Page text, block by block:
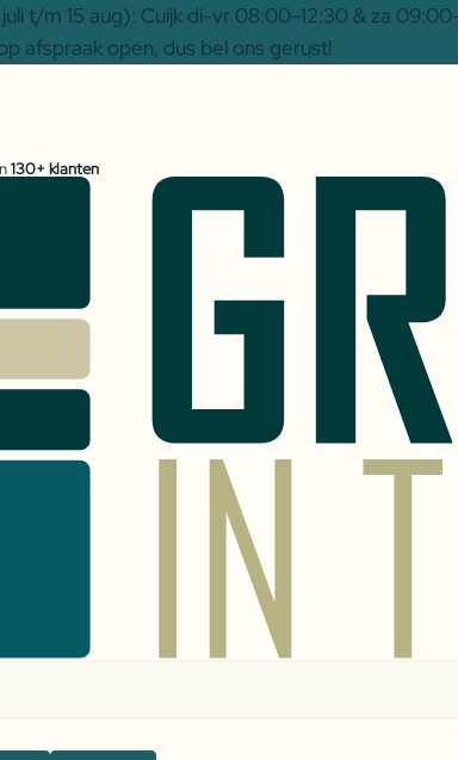
t/m 15 aug): Cuijk di-vr 08:00–12:30 & za
afspraak open, dus bel ons gerust!
130+ klanten